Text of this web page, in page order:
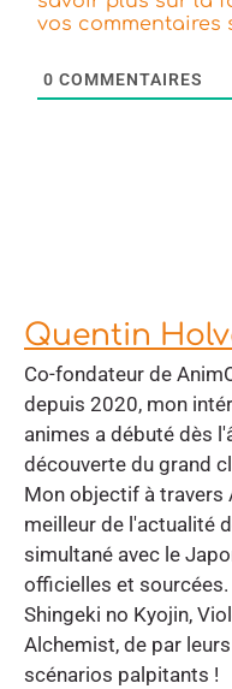
vos commentaires
0 COMMENTAIRES
Quentin
Co-fondateur de
depuis 2020, mon
animes a débuté dès
découverte du grand
Mon objectif à travers
meilleur de l'actualité
simultané avec le
officielles et
Shingeki no Kyojin,
Alchemist, de par
scénarios palpitants !